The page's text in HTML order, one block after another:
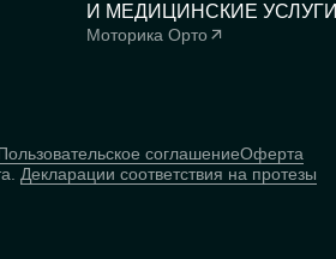
И МЕДИЦИНСКИЕ УСЛУГИ
Моторика Орто
соглашениеОферта
Декларации соответствия на протезы